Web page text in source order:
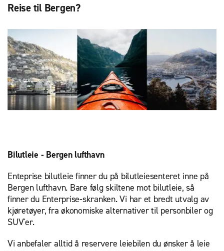
Reise til Bergen?
Bilutleie - Bergen lufthavn
Enteprise bilutleie finner du på bilutleiesenteret inne på
Bergen lufthavn. Bare følg skiltene mot bilutleie, så
finner du Enterprise-skranken. Vi har et bredt utvalg av
kjøretøyer, fra økonomiske alternativer til personbiler og
SUV'er.
Vi anbefaler alltid å reservere leiebilen du ønsker å leie